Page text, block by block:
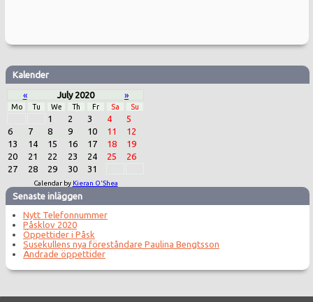
Kalender
« July 2020 »
Mo Tu We Th Fr Sa Su
1 2 3 4
5
6
7 8 9 10 11
12
13
14 15 16 17 18
19
20
21 22 23 24 25
26
27
28 29 30 31
Calendar by Kieran O'Shea
Senaste inläggen
Nytt Telefonnummer
Påsklov 2020
Öppettider i Påsk
Susekullens nya föreståndare Paulina Bengtsson
Ändrade öppettider